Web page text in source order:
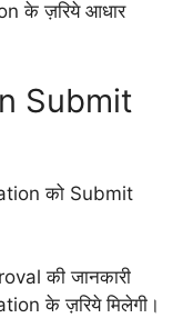
के ज़रिये आधार
Submit
को Submit
की जानकारी
के ज़रिये मिलेगी।